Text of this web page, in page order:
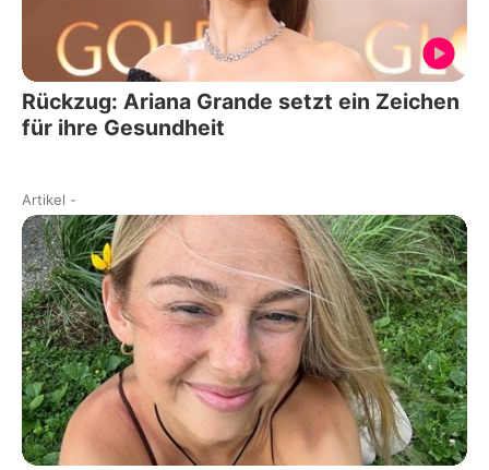
Rückzug: Ariana Grande setzt ein Zeichen
für ihre Gesundheit
Artikel -